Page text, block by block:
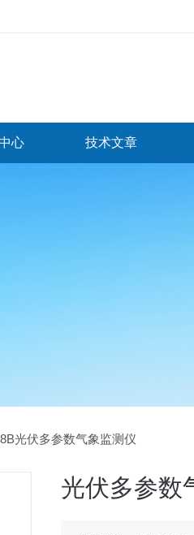
心 技术文章
光伏多参数气象监测仪
光伏多参数